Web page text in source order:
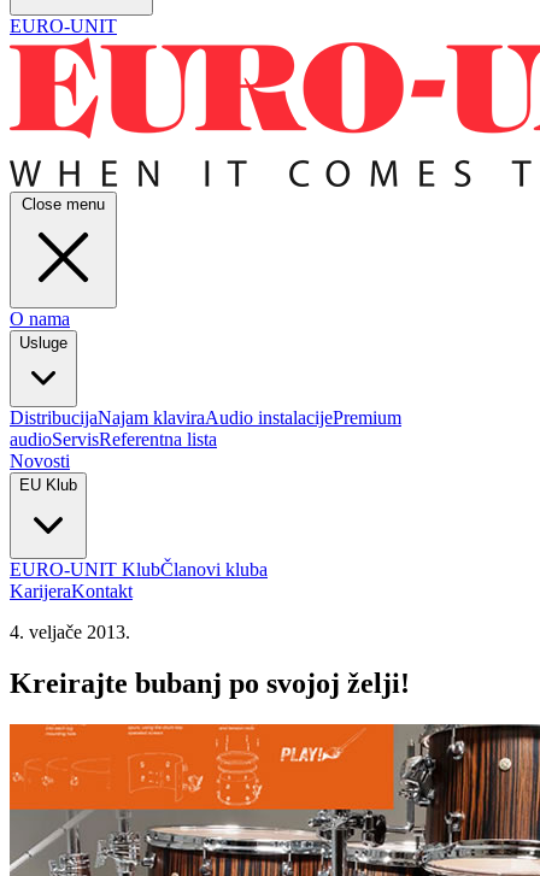
EURO-UNIT
Close menu
O nama
Usluge
DistribucijaNajam klaviraAudio instalacijePremium
audioServisReferentna lista
Novosti
EU Klub
EURO-UNIT KlubČlanovi kluba
KarijeraKontakt
4. veljače 2013.
Kreirajte bubanj po svojoj želji!